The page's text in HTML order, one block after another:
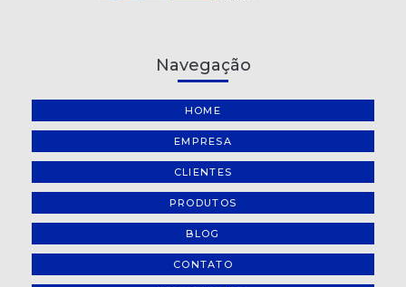
Navegação
HOME
EMPRESA
CLIENTES
PRODUTOS
BLOG
CONTATO